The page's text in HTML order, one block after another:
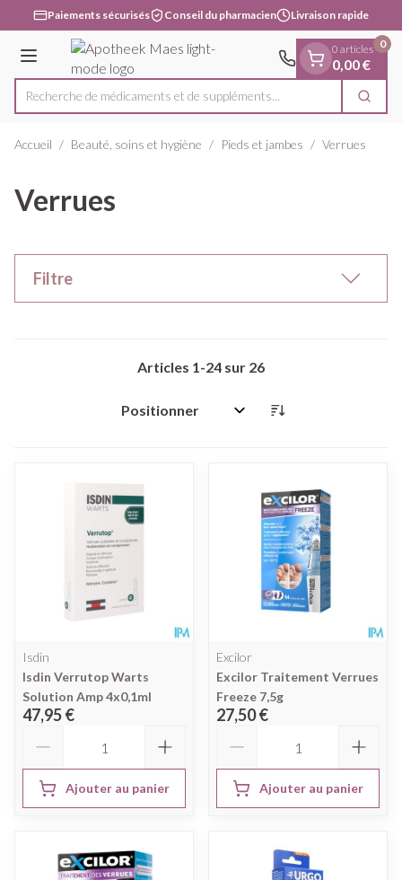
Aller au contenu
1 de 1
Paiements sécurisés Conseil du pharmacien Livraison rapide
Menu
Rechercher
Recherche de médicaments et de suppl
0 articles
0,00 €
0
Accueil / Beauté, soins et hygiène / Pieds et jambes / Verrues
Verrues
Filtre
Articles 1-24 sur 26
Trier par:
Isdin
Isdin Verrutop Warts
Solution Amp 4x0,1ml
47,95 €
Ajouter au panier
Excilor
Excilor Traitement Verrues
Freeze 7,5g
27,50 €
Ajouter au panier